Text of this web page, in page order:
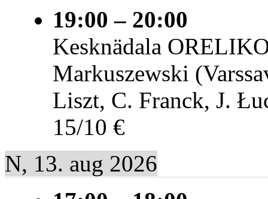
19:00 – 20:00
Kesknädala
Markuszewski
Liszt, C. Franck, J.
15/10 €
N, 13. aug 2026